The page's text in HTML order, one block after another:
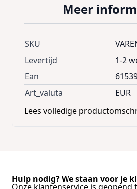
Meer
SKU
Levertijd
1-2
Ean
Art_valuta
EUR
Lees volledige
Hulp nodig? We staan voor je
Onze klantenservice is geopend